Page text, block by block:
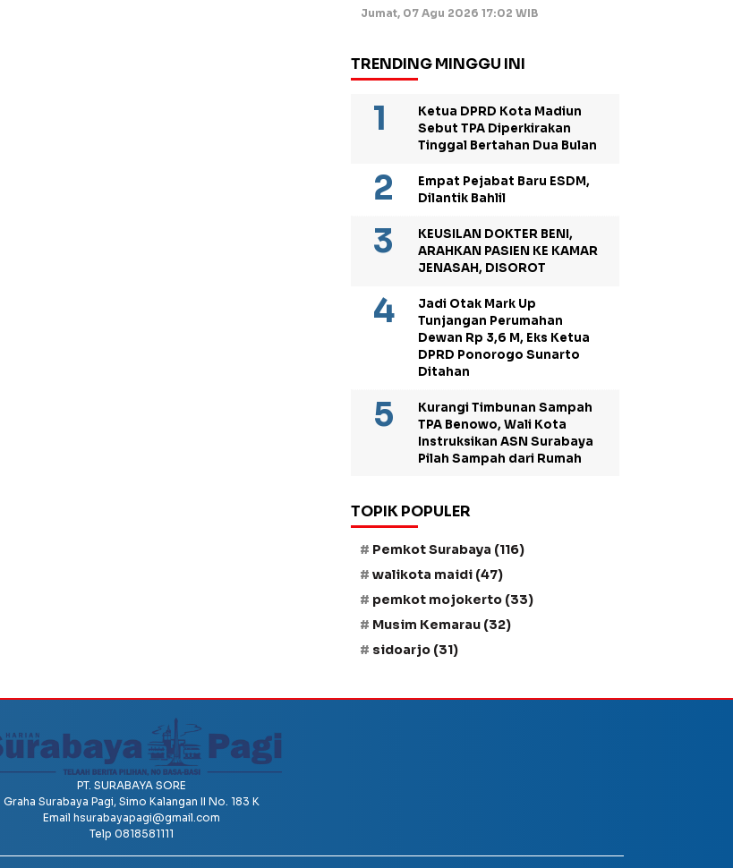
Jumat, 07 Agu 2026 17:02 WIB
TRENDING MINGGU INI
Ketua DPRD Kota Madiun
Sebut TPA Diperkirakan
Tinggal Bertahan Dua Bulan
Empat Pejabat Baru ESDM,
Dilantik Bahlil
KEUSILAN DOKTER BENI,
ARAHKAN PASIEN KE KAMAR
JENASAH, DISOROT
Jadi Otak Mark Up
Tunjangan Perumahan
Dewan Rp 3,6 M, Eks Ketua
DPRD Ponorogo Sunarto
Ditahan
Kurangi Timbunan Sampah
TPA Benowo, Wali Kota
Instruksikan ASN Surabaya
Pilah Sampah dari Rumah
TOPIK POPULER
Pemkot Surabaya (116)
walikota maidi (47)
pemkot mojokerto (33)
Musim Kemarau (32)
sidoarjo (31)
PT. SURABAYA SORE
Graha Surabaya Pagi, Simo Kalangan II No. 183 K
Email hsurabayapagi@gmail.com
Telp 0818581111